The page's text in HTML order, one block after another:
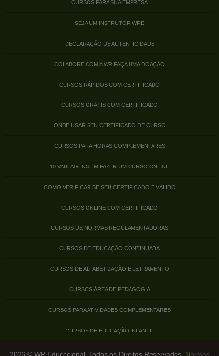
CURSOS PARA SUA EMPRESA
SEJA UM INSTRUTOR WRE
DECLARAÇÃO DE AUTENTICIDADE
COLABORE COM A WR FAÇA UMA DOAÇÃO
CURSOS RÁPIDOS COM CERTIFICADO
CURSOS GRÁTIS COM CERTIFICADO
ONDE USAR SEU CERTIFICADO DE CURSO
CURSOS PARA HORAS COMPLEMENTARES
10 VANTAGENS EM FAZER UM CURSO ONLINE
COMO VERIFICAR SE SEU CERTIFICADO É VÁLIDO
CURSOS ONLINE COM CERTIFICADO
CURSOS DE NORMAS REGULAMENTADORAS
CURSOS DE EDUCAÇÃO CONTINUADA
CURSOS DE ALFABETIZAÇÃO E LETRAMENTO
CURSOS ÁREA DE PEDAGOGIA
CURSOS PARA ATIVIDADES COMPLEMENTARES
CURSOS DE EDUCAÇÃO INFANTIL
2026 © WR Educacional. Todos os Direitos Reservados. Normas